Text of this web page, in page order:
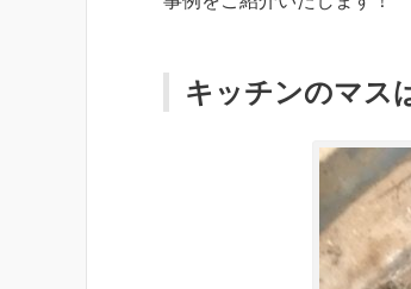
キッチンのマス